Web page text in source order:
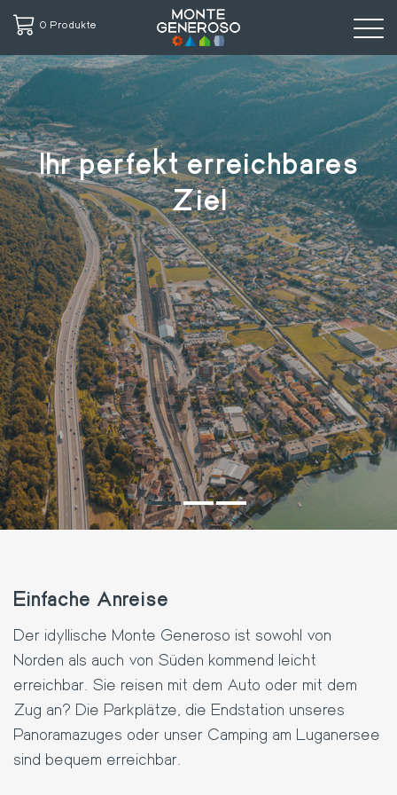
Direkt
zum
Inhalt
0 Produkte
Ihr perfekt erreichbares
Ziel
Einfache Anreise
Der idyllische Monte Generoso ist sowohl von
Norden als auch von Süden kommend leicht
erreichbar. Sie reisen mit dem Auto oder mit dem
Zug an? Die Parkplätze, die Endstation unseres
Panoramazuges oder unser Camping am Luganersee
sind bequem erreichbar.